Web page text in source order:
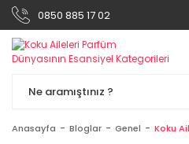
0850 885 17 02
Anasayfa Bloglar Genel Koku